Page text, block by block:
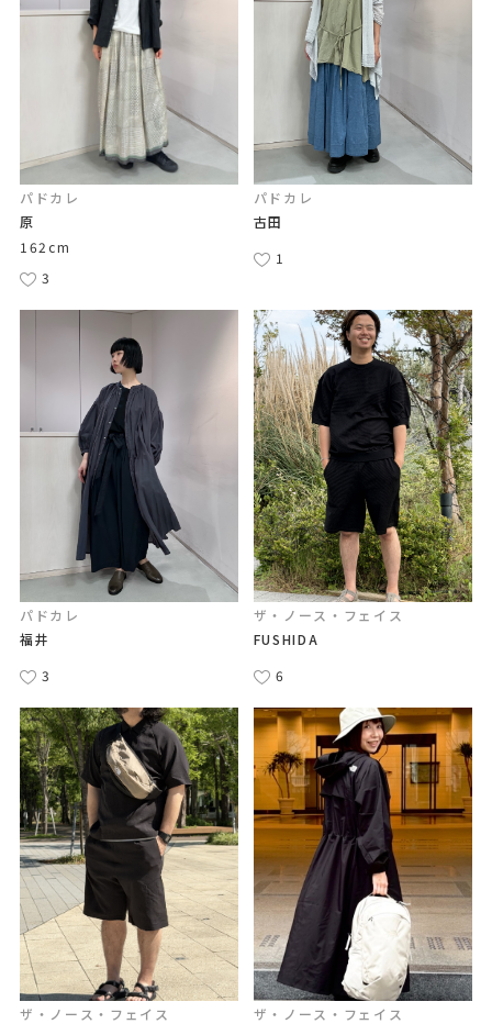
パドカレ
原
162cm
3
パドカレ
古田
1
パドカレ
福井
3
ザ・ノース・フェイス
FUSHIDA
6
ザ・ノース・フェイス
ザ・ノース・フェイス